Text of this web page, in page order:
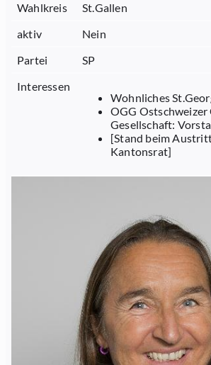
Wahlkreis
St.Gallen
aktiv
Nein
Partei
SP
Interessen
Wohnliches
OGG Ostschweizer
Gesellschaft:
[Stand beim
Kantonsrat]